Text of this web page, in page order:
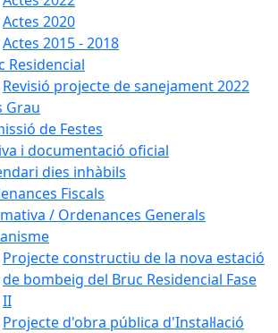
Actes 2020
Actes 2015 - 2018
Residencial
Revisió projecte de sanejament 2022
Grau
de Festes
i documentació oficial
dies inhàbils
Fiscals
/ Ordenances Generals
Projecte constructiu de la nova estació
de bombeig del Bruc Residencial Fase
II
Projecte d'obra pública d'Instal·lació